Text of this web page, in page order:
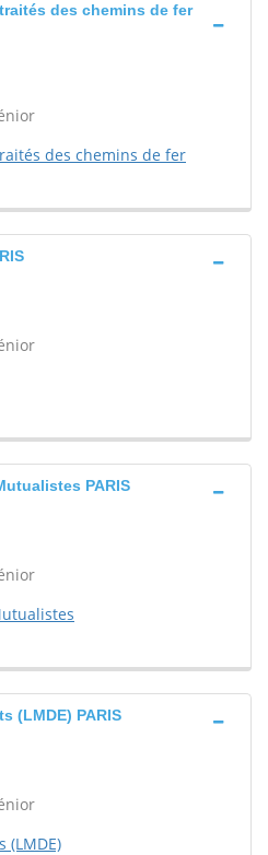
des chemins de fer
des chemins de fer
PARIS
(LMDE) PARIS
(LMDE)